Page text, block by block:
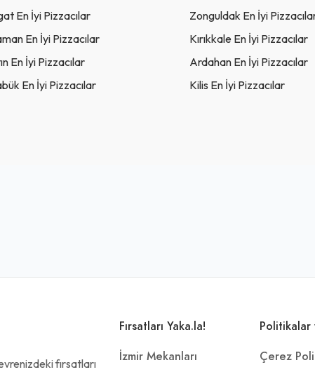
En İyi Pizzacılar Zonguldak En İyi
En İyi Pizzacılar Kırıkkale En İyi Pizzacılar
En İyi Pizzacılar Ardahan En İyi Pizzacılar
En İyi Pizzacılar Kilis En İyi Pizzacılar
fırsatları
Fırsatları Yaka.la!
İzmir Mekanları
Politikalar
Çerez